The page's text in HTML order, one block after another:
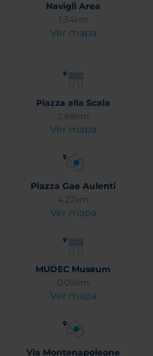
Navigli Area
1.34km
Ver mapa
Piazza alla Scala
2.88km
Ver mapa
Piazza Gae Aulenti
4.27km
Ver mapa
MUDEC Museum
0.09km
Ver mapa
Via Montenapoleone